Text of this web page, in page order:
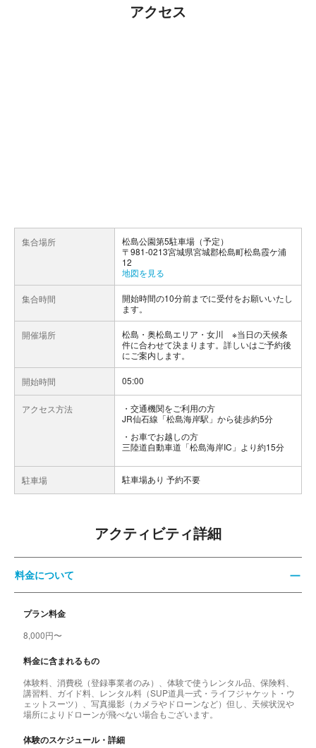
アクセス
集合場所
松島公園第5駐車場（予定）
〒981-0213宮城県宮城郡松島町松島霞ケ浦
12
地図を見る
集合時間
開始時間の10分前までに受付をお願いいたし
ます。
開催場所
松島・奥松島エリア・女川 ※当日の天候条
件に合わせて決まります。詳しいはご予約後
にご案内します。
開始時間 05:00
アクセス方法
交通機関をご利用の方
JR仙石線「松島海岸駅」から徒歩約5分
お車でお越しの方
三陸道自動車道「松島海岸IC」より約15分
駐車場 駐車場あり 予約不要
アクティビティ詳細
料金について
プラン料金
8,000円〜
料金に含まれるもの
体験料、消費税（登録事業者のみ）、体験で使うレンタル品、保険料、
講習料、ガイド料、レンタル料（SUP道具一式・ライフジャケット・ウ
ェットスーツ）、写真撮影（カメラやドローンなど）但し、天候状況や
場所によりドローンが飛べない場合もございます。
体験のスケジュール・詳細